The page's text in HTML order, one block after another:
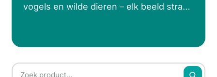
vogels en wilde dieren – elk beeld straalt
betekenisvol cadeau voor een
een stukje natuur, symboliek en